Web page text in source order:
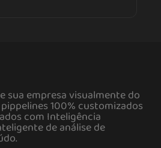
sua empresa visualmente do
100% customizados
com Inteligência
de análise de